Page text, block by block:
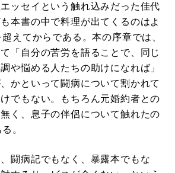
ッセイという触れ込みだった佳代
本書の中で料理が出てくるのはよ
えてからである。本の序章では、
「自分の苦労を語ることで、同じ
や悩める人たちの助けになれば」
かといって闘病について割かれて
でもない。もちろん元婚約者との
く、息子の伴侶について触れたの
。
闘病記でもなく、暴露本でもな